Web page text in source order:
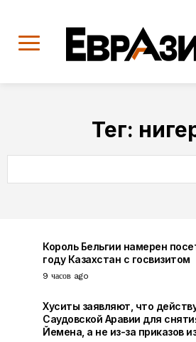
Тег:
Король Бельгии намерен
году Казахстан с госвизитом
9 часов ago
Хуситы заявляют, что
Саудовской Аравии для
Йемена, а не из-за приказов